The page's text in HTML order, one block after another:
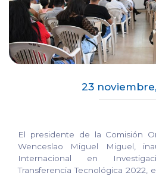
23
El presidente de la Comisión
Wenceslao Miguel Miguel,
Internacional en
Transferencia Tecnológica 2022,